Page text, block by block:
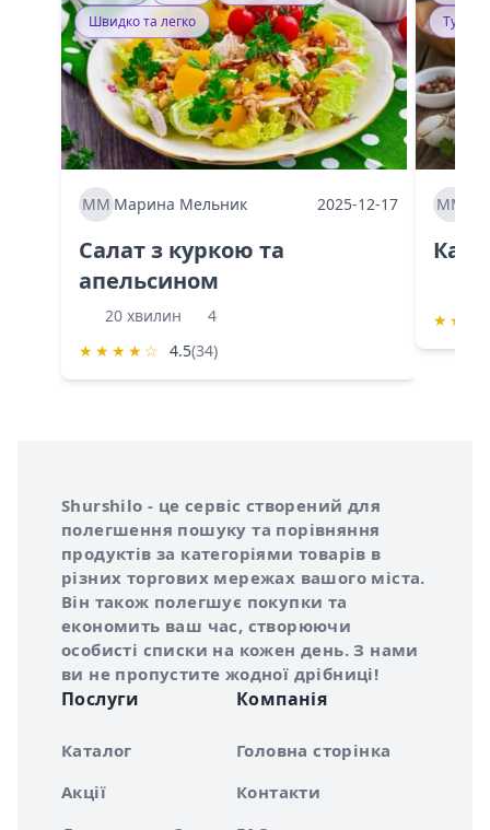
Швидко та легко
ММ Марина Мельник 2025-12-17
Салат з куркою та
апельсином
20 хвилин
4
★ ★ ★ ★ ☆ 4.5(34)
ММ
★ ★
Про сервіс Shurshilo
Shurshilo - це сервіс створений для
полегшення пошуку та порівняння
продуктів за категоріями товарів в
різних торгових мережах вашого міста.
Він також полегшує покупки та
економить ваш час, створюючи
особисті списки на кожен день. З нами
ви не пропустите жодної дрібниці!
Послуги
Каталог
Акції
Компанія
Головна сторінка
Контакти